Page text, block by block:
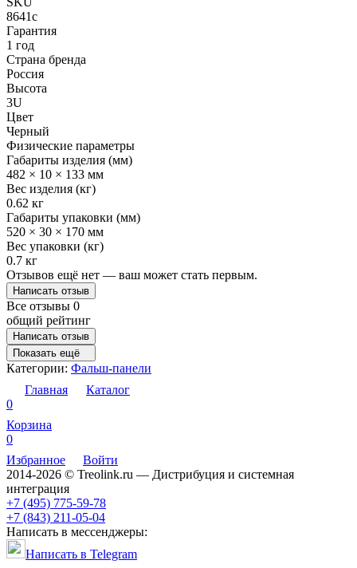
8641c
Гарантия
1 год
Страна бренда
Россия
Высота
3U
Цвет
Черный
Физические параметры
Габариты изделия (мм)
482 × 10 × 133 мм
Вес изделия (кг)
0.62 кг
Габариты упаковки (мм)
520 × 30 × 170 мм
Вес упаковки (кг)
0.7 кг
Отзывов ещё нет — ваш может стать первым.
Написать отзыв
Все отзывы 0
общий рейтинг
Написать отзыв
Показать ещё
Категории: Фальш-панели
Главная
Каталог
0
Корзина
0
Избранное
Войти
2014-2026 © Treolink.ru — Дистрибуция и системная
интеграция
+7 (495) 775-59-78
+7 (843) 211-05-04
Написать в мессенджеры:
Написать в Telegram